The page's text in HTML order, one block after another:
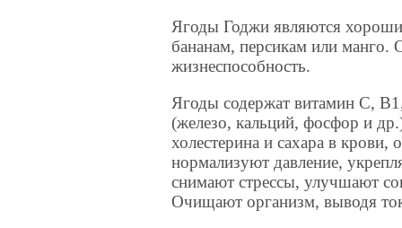
Ягоды Годжи являются
бананам, персикам или манго.
жизнеспособность.
Ягоды содержат витамин С,
(железо, кальций, фосфор и
холестерина и сахара в
нормализуют давление,
снимают стрессы, улучшают
Очищают организм, выводя